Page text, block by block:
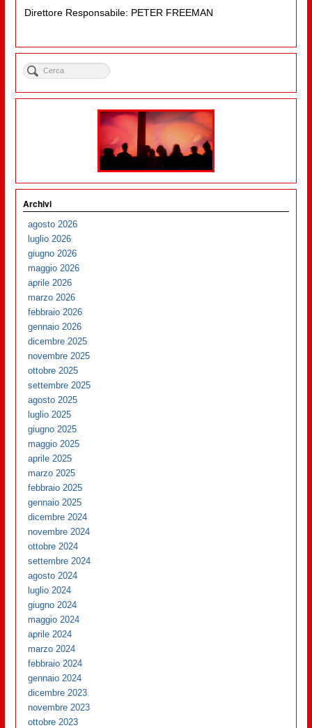
Direttore Responsabile: PETER FREEMAN
Archivi
agosto 2026
luglio 2026
giugno 2026
maggio 2026
aprile 2026
marzo 2026
febbraio 2026
gennaio 2026
dicembre 2025
novembre 2025
ottobre 2025
settembre 2025
agosto 2025
luglio 2025
giugno 2025
maggio 2025
aprile 2025
marzo 2025
febbraio 2025
gennaio 2025
dicembre 2024
novembre 2024
ottobre 2024
settembre 2024
agosto 2024
luglio 2024
giugno 2024
maggio 2024
aprile 2024
marzo 2024
febbraio 2024
gennaio 2024
dicembre 2023
novembre 2023
ottobre 2023